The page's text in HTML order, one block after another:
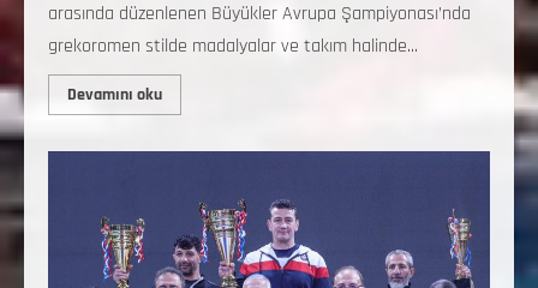
arasında düzenlenen Büyükler Avrupa Şampiyonası’nda
grekoromen stilde madalyalar ve takım halinde...
Devamını oku